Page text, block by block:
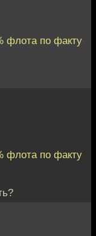
флота по факту
флота по факту